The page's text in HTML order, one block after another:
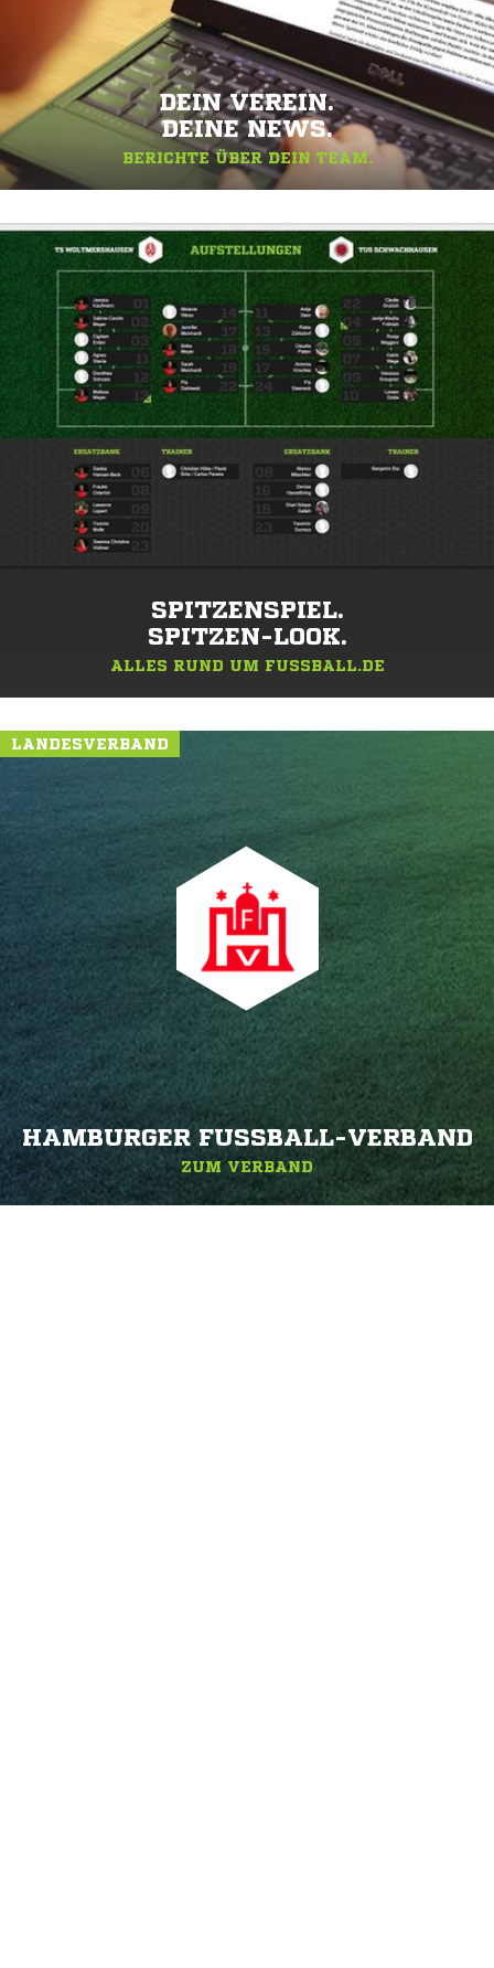
DEIN VEREIN.
DEINE NEWS.
BERICHTE ÜBER DEIN TEAM.
SPITZENSPIEL.
SPITZEN-LOOK.
ALLES RUND UM FUSSBALL.DE
LANDESVERBAND
HAMBURGER FUSSBALL-VERBAND
ZUM VERBAND